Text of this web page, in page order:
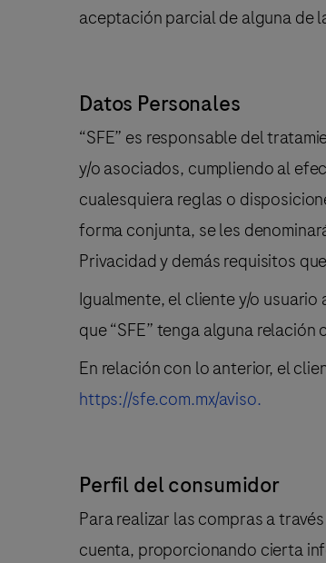
aceptación parcial de alguna de
Datos Personales
“SFE” es responsable del
y/o asociados, cumpliendo al
cualesquiera reglas o
forma conjunta, se les
Privacidad y demás requisitos
Igualmente, el cliente y/o usuario
que “SFE” tenga alguna
En relación con lo anterior, el
https://sfe.com.mx/aviso.
Perfil del consumidor
Para realizar las compras a
cuenta, proporcionando cierta